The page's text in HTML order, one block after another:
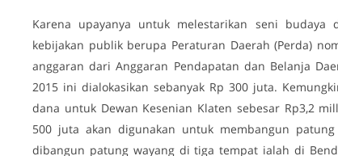
Karena upayanya untuk melestarikan seni budaya
kebijakan publik berupa Peraturan Daerah (Perda)
anggaran dari Anggaran Pendapatan dan Belanja
2015 ini dialokasikan sebanyak Rp 300 juta.
dana untuk Dewan Kesenian Klaten sebesar Rp3,2
500 juta akan digunakan untuk membangun
dibangun patung wayang di tiga tempat ialah di